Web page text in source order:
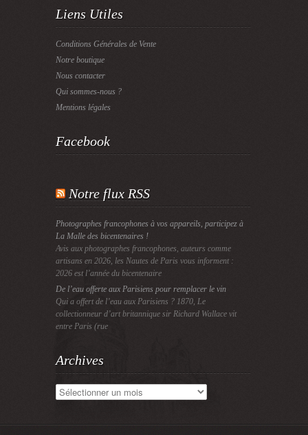
Liens Utiles
Conditions Générales de Vente
Notre boutique
Nous contacter
Qui sommes-nous ?
Mentions légales
Facebook
Notre flux RSS
Photographes francophones à vos appareils, participez à
La Malle des bicentenaires !
Avis aux photographes francophones, auteurs comme
artisans en 2026, les Nautes de Paris vous informent :
2026 est l’année du bicentenaire
De l’eau offerte aux Parisiens pour remplacer le vin
Qui a offert de l’eau aux Parisiens ? 1870, Le
collectionneur d’art britannique sir Richard Wallace vit
entre Paris (rue
Archives
Archives